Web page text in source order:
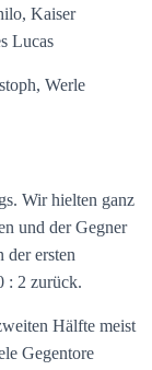
Kaiser
Lucas
Werle
Wir hielten ganz
und der Gegner
der ersten
: 2 zurück.
Hälfte meist
Gegentore